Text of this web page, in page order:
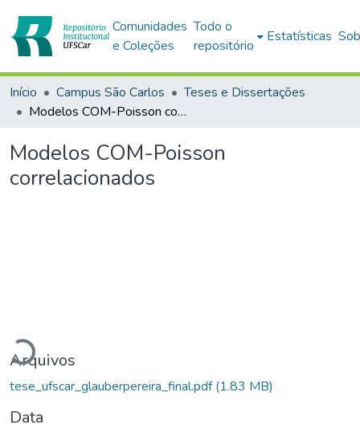
Comunidades
e Coleções
Todo o
repositório
Estatísticas
Início Campus São Carlos
Teses e Dissertações
Modelos COM-Poisson correlacionados
Modelos COM-Poisson
correlacionados
Arquivos
tese_ufscar_glauberpereira_final.pdf(1.83 MB)
Data